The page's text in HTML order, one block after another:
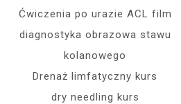
Ćwiczenia po urazie ACL film
diagnostyka obrazowa stawu
kolanowego
Drenaż limfatyczny kurs
dry needling kurs